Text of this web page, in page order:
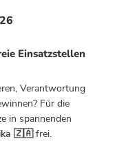
Einsatzstellen
Verantwortung
Für die
in spannenden
🇿🇦frei.